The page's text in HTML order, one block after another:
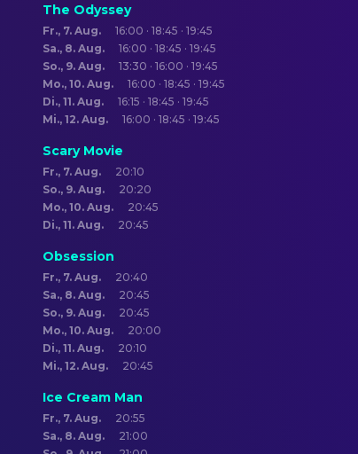
The Odyssey
Fr., 7. Aug.
16:00 · 18:45 · 19:45
Sa., 8. Aug.
16:00 · 18:45 · 19:45
So., 9. Aug.
13:30 · 16:00 · 19:45
Mo., 10. Aug.
16:00 · 18:45 · 19:45
Di., 11. Aug.
16:15 · 18:45 · 19:45
Mi., 12. Aug.
16:00 · 18:45 · 19:45
Scary Movie
Fr., 7. Aug.
20:10
So., 9. Aug.
20:20
Mo., 10. Aug.
20:45
Di., 11. Aug.
20:45
Obsession
Fr., 7. Aug.
20:40
Sa., 8. Aug.
20:45
So., 9. Aug.
20:45
Mo., 10. Aug.
20:00
Di., 11. Aug.
20:10
Mi., 12. Aug.
20:45
Ice Cream Man
Fr., 7. Aug.
20:55
Sa., 8. Aug.
21:00